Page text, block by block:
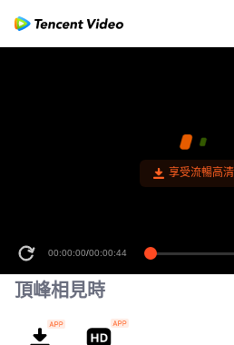
享受流暢高
00:00:00/00:00:44
頂峰相見時